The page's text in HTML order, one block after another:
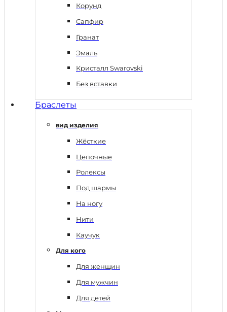
Корунд
Сапфир
Гранат
Эмаль
Кристалл Swarovski
Без вставки
Браслеты
вид изделия
Жёсткие
Цепочные
Ролексы
Под шармы
На ногу
Нити
Каучук
Для кого
Для женщин
Для мужчин
Для детей